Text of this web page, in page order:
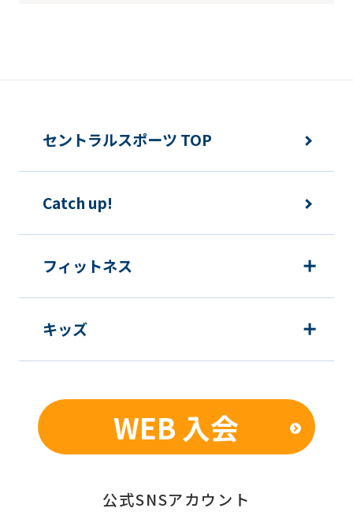
The
may
original
you
understand
this
using
セントラルスポーツ TOP
Catch up!
フィットネス
キッズ
WEB 入会
公式SNSアカウント